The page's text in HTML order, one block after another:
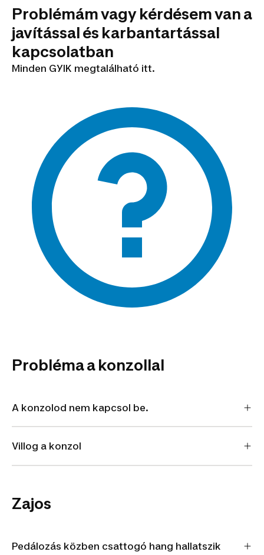
Problémám vagy kérdésem van a
javítással és karbantartással
kapcsolatban
Minden GYIK megtalálható itt.
Probléma a konzollal
A konzolod nem kapcsol be.
Villog a konzol
Zajos
Pedálozás közben csattogó hang hallatszik